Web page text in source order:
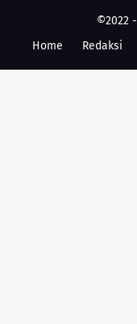
©2022 -
Home
Redaksi